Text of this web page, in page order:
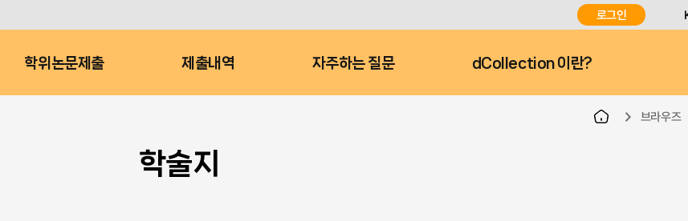
로그인
학위논문제출 제출내역 자주하는 질문 dCollection 이란?
브라우즈
학술지